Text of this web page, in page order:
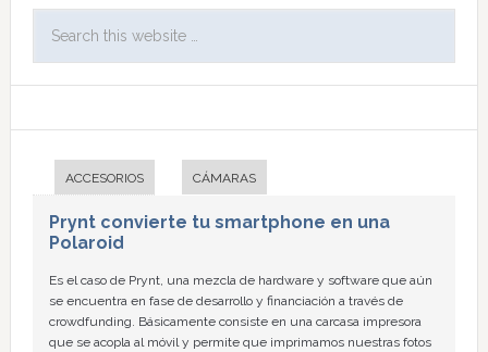
ACCESORIOS CÁMARAS
Prynt convierte tu smartphone en una
Polaroid
Es el caso de Prynt, una mezcla de hardware y software que aún
se encuentra en fase de desarrollo y financiación a través de
crowdfunding. Básicamente consiste en una carcasa impresora
que se acopla al móvil y permite que imprimamos nuestras fotos